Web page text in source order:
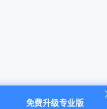
免费升级专业版